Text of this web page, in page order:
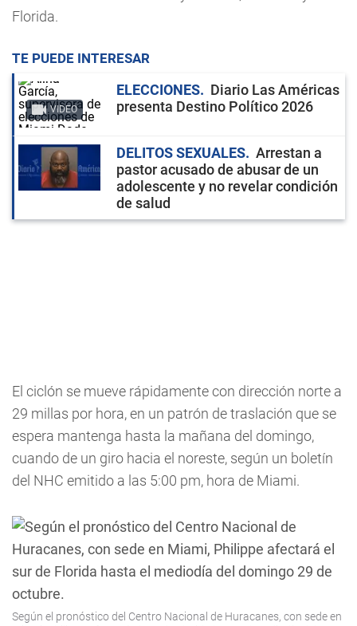
Florida.
TE PUEDE INTERESAR
VIDEO
ELECCIONES
Diario Las Américas
presenta Destino Político 2026
DELITOS SEXUALES
Arrestan a
pastor acusado de abusar de un
adolescente y no revelar condición
de salud
El ciclón se mueve rápidamente con dirección norte a
29 millas por hora, en un patrón de traslación que se
espera mantenga hasta la mañana del domingo,
cuando de un giro hacia el noreste, según un boletín
del NHC emitido a las 5:00 pm, hora de Miami.
Según el pronóstico del Centro Nacional de Huracanes, con sede en